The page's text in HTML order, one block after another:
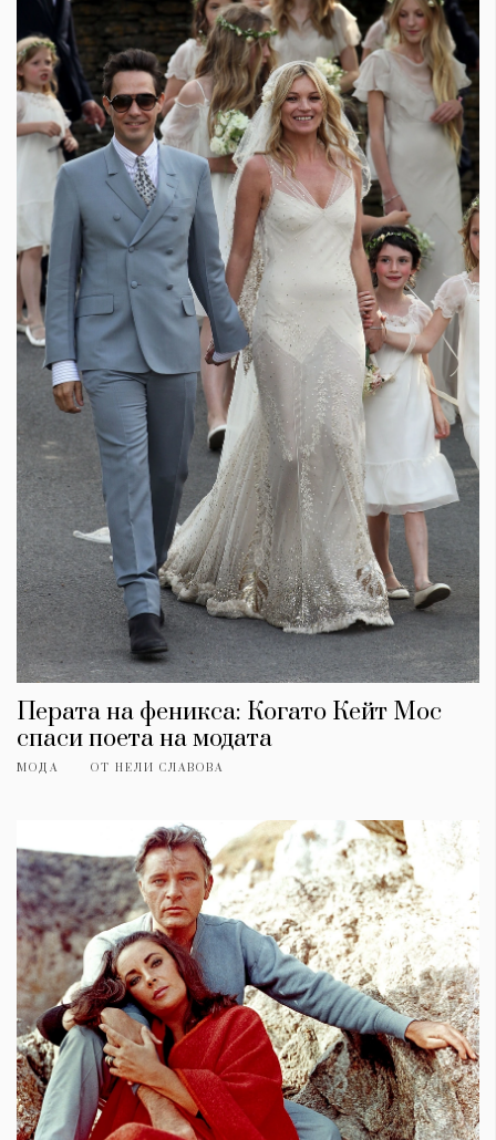
Перата на феникса: Когато Кейт Мос
спаси поета на модата
МОДА ОТ НЕЛИ СЛАВОВА